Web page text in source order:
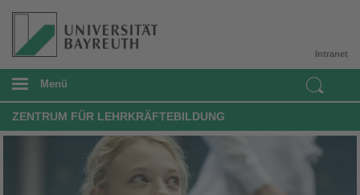
Intranet
Menü
ZENTRUM FÜR LEHRKRÄFTEBILDUNG